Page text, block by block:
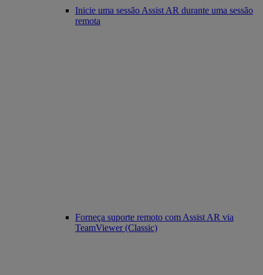
Inicie uma sessão Assist AR durante uma sessão
remota
Forneça suporte remoto com Assist AR via
TeamViewer (Classic)